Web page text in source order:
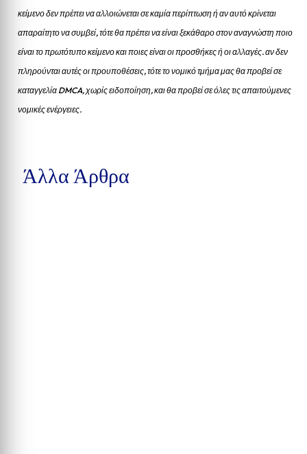
κείμενο δεν πρέπει να αλλοιώνεται σε καμία περίπτωση ή αν αυτό κρίνεται
απαραίτητο να συμβεί, τότε θα πρέπει να είναι ξεκάθαρο στον αναγνώστη ποιο
είναι το πρωτότυπο κείμενο και ποιες είναι οι προσθήκες ή οι αλλαγές. αν δεν
πληρούνται αυτές οι προυποθέσεις, τότε το νομικό τμήμα μας θα προβεί σε
καταγγελία DMCA, χωρίς ειδοποίηση, και θα προβεί σε όλες τις απαιτούμενες
νομικές ενέργειες.
Άλλα Άρθρα